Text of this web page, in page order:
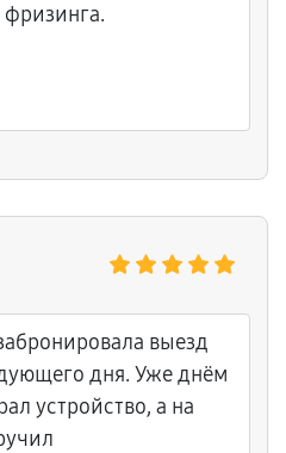
выезд
дня. Уже днём
устройство, а на